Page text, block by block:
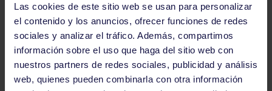
Las cookies de este sitio web se usan para personalizar
el contenido y los anuncios, ofrecer funciones de redes
sociales y analizar el tráfico. Además, compartimos
información sobre el uso que haga del sitio web con
nuestros partners de redes sociales, publicidad y análisis
web, quienes pueden combinarla con otra información
Voleibol 12 Feb 2014
VOLEIBOL